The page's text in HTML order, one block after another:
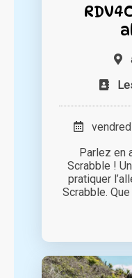
Parlez en
Scrabble !
pratiquer
Scrabble.